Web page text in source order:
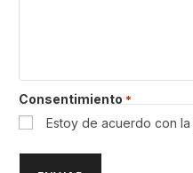
Consentimiento *
Estoy de acuerdo con la